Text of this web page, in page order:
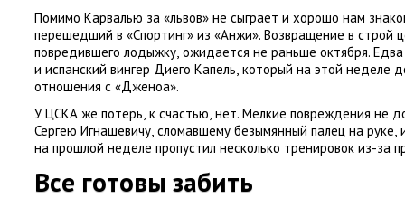
Помимо Карвалью за «львов» не сыграет и хорошо нам
перешедший в «Спортинг» из «Анжи». Возвращение в строй
повредившего лодыжку, ожидается не раньше октября.
и испанский вингер Диего Капель, который на этой неделе
отношения с «Дженоа».
У ЦСКА же потерь, к счастью, нет. Мелкие повреждения не
Сергею Игнашевичу, сломавшему безымянный палец на руке,
на прошлой неделе пропустил несколько тренировок из-за
Все готовы забить